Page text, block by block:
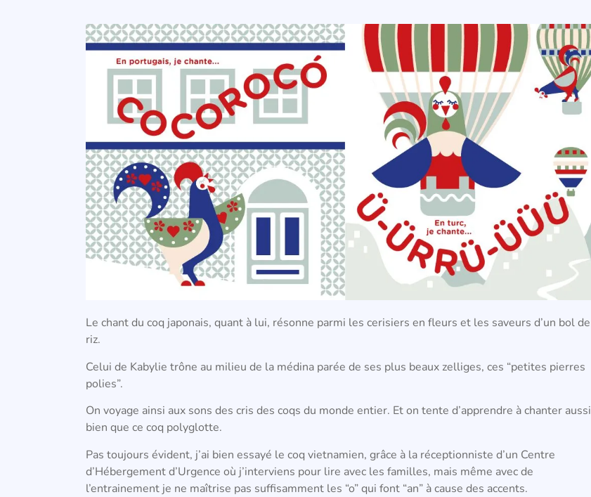
Le chant du coq japonais, quant à lui, résonne parmi les cerisiers en fleurs et les saveurs d’un bol de
riz.
Celui de Kabylie trône au milieu de la médina parée de ses plus beaux zelliges, ces “petites pierres
polies”.
On voyage ainsi aux sons des cris des coqs du monde entier. Et on tente d’apprendre à chanter aussi
bien que ce coq polyglotte.
Pas toujours évident, j’ai bien essayé le coq vietnamien, grâce à la réceptionniste d’un Centre
d’Hébergement d’Urgence où j’interviens pour lire avec les familles, mais même avec de
l’entrainement je ne maîtrise pas suffisamment les “o” qui font “an” à cause des accents.